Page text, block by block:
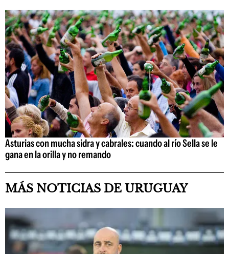
Asturias con mucha sidra y cabrales: cuando al río Sella se le
gana en la orilla y no remando
MÁS NOTICIAS DE URUGUAY